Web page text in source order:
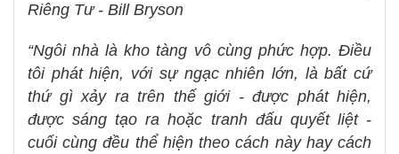
Riêng Tư - Bill Bryson
“Ngôi nhà là kho tàng vô cùng phức hợp. Điều
tôi phát hiện, với sự ngạc nhiên lớn, là bất cứ
thứ gì xảy ra trên thế giới - được phát hiện,
được sáng tạo ra hoặc tranh đấu quyết liệt -
cuối cùng đều thể hiện theo cách này hay cách